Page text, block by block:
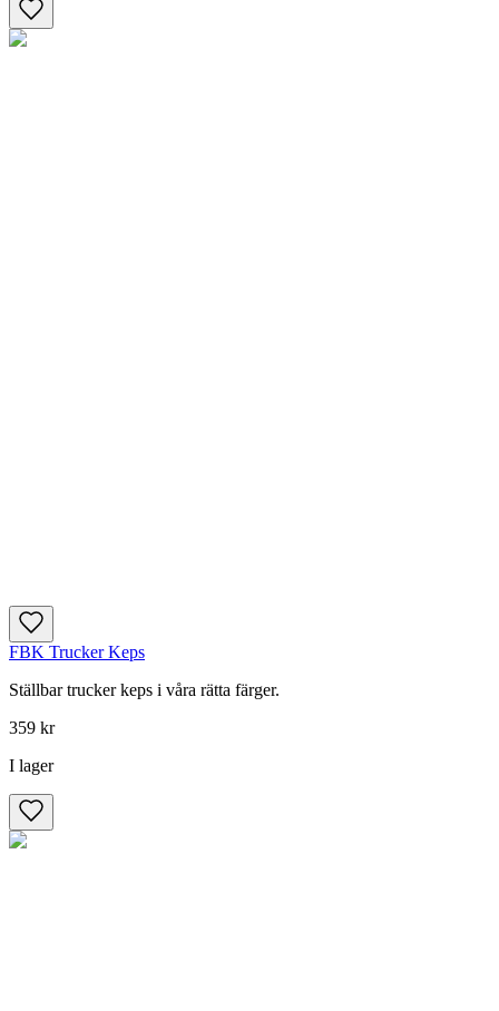
FBK Trucker Keps
Ställbar trucker keps i våra rätta färger.
359 kr
I lager